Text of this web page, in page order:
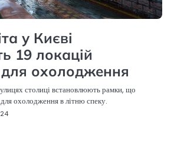
у Києві
19 локацій
охолодження
столиці встановлюють рамки, що
охолодження в літню спеку.